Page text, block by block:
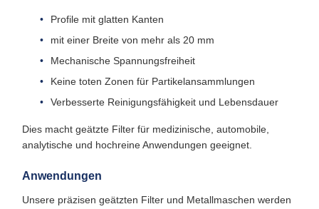
Profile mit glatten Kanten
mit einer Breite von mehr als 20 mm
Mechanische Spannungsfreiheit
Keine toten Zonen für Partikelansammlungen
Verbesserte Reinigungsfähigkeit und Lebensdauer
Dies macht geätzte Filter für medizinische, automobile,
analytische und hochreine Anwendungen geeignet.
Anwendungen
Unsere präzisen geätzten Filter und Metallmaschen werden